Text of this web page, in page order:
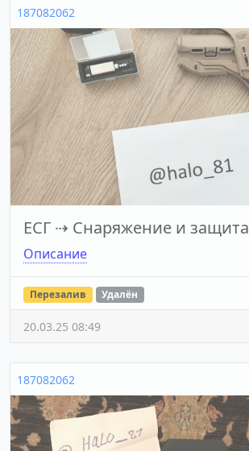
187082062
ЕСГ ⇢ Снаряжение и защита
Описание
Перезалив Удалён
20.03.25 08:49
187082062